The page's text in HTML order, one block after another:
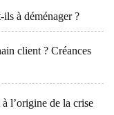
ils à déménager ?
client ? Créances
l’origine de la crise